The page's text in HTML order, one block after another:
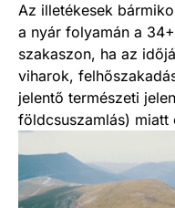
Az illetékesek
a nyár folyamán a
szakaszon, ha az
viharok,
jelentő természeti
földcsuszamlás)